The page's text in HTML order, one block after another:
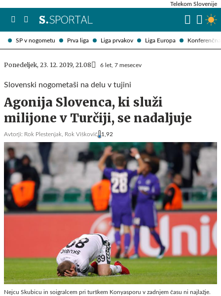
SP v nogometu Prva liga Liga prvakov Liga Europa
Telekom Slovenije
Ponedeljek, 23. 12. 2019, 21.08 6 let, 7 mesecev
Slovenski nogometaši na delu v tujini
Agonija Slovenca, ki služi
milijone v Turčiji, se nadaljuje
Avtorji: Rok Plestenjak, Rok Viškovič 1,92
Nejcu Skubicu in soigralcem pri turškem Konyasporu v zadnjem času ni najlažje.